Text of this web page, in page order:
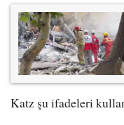
Katz şu ifadeleri